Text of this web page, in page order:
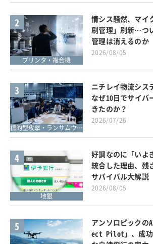
2
プリンタ・複合機
情シス騒然、マイ
刷管理」刷新…つ
管理は消えるのか
2026/08/05
3
標的型攻撃・ランサムウェア対策
ニチレイ物流シス
なぜ10日でサイバ
きたのか？
2026/07/26
4
地銀
好調なのに「いよ
統合した理由、
サバイバル大解説
2026/08/05
5
アンソロピックの
ect Pilot」、成功